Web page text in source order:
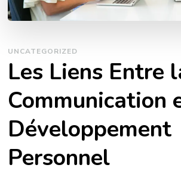
UNCATEGORIZED
Les Liens Entre
Communication
Développement
Personnel